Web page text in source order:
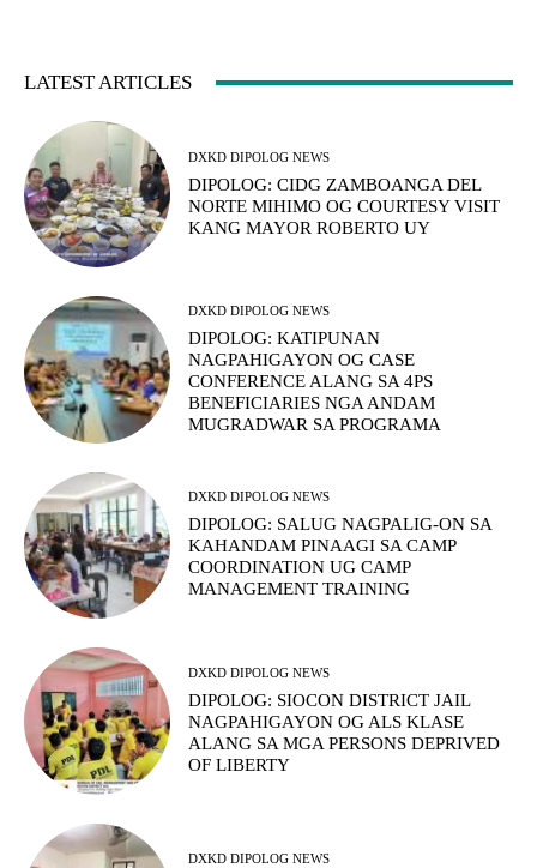
LATEST ARTICLES
DXKD DIPOLOG NEWS
DIPOLOG: CIDG ZAMBOANGA DEL
NORTE MIHIMO OG COURTESY VISIT
KANG MAYOR ROBERTO UY
DXKD DIPOLOG NEWS
DIPOLOG: KATIPUNAN
NAGPAHIGAYON OG CASE
CONFERENCE ALANG SA 4PS
BENEFICIARIES NGA ANDAM
MUGRADWAR SA PROGRAMA
DXKD DIPOLOG NEWS
DIPOLOG: SALUG NAGPALIG-ON SA
KAHANDAM PINAAGI SA CAMP
COORDINATION UG CAMP
MANAGEMENT TRAINING
DXKD DIPOLOG NEWS
DIPOLOG: SIOCON DISTRICT JAIL
NAGPAHIGAYON OG ALS KLASE
ALANG SA MGA PERSONS DEPRIVED
OF LIBERTY
DXKD DIPOLOG NEWS